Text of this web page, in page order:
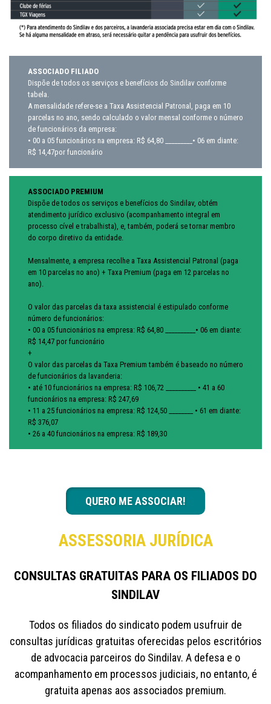
ASSOCIADO FILIADO
Dispõe de todos os serviços e benefícios do Sindilav conforme
tabela.
A mensalidade refere-se a Taxa Assistencial Patronal, paga em 10
parcelas no ano, sendo calculado o valor mensal conforme o número
de funcionários da empresa:
• 00 a 05 funcionários na empresa: R$ 64,80 _________• 06 em diante:
R$ 14,47por funcionário
ASSOCIADO PREMIUM
Dispõe de todos os serviços e benefícios do Sindilav, obtém
atendimento jurídico exclusivo (acompanhamento integral em
processo cível e trabalhista), e, também, poderá se tornar membro
do corpo diretivo da entidade.
Mensalmente, a empresa recolhe a Taxa Assistencial Patronal (paga
em 10 parcelas no ano) + Taxa Premium (paga em 12 parcelas no
ano).
O valor das parcelas da taxa assistencial é estipulado conforme
número de funcionários:
• 00 a 05 funcionários na empresa: R$ 64,80 __________• 06 em diante:
R$ 14,47 por funcionário
+
O valor das parcelas da Taxa Premium também é baseado no número
de funcionários da lavanderia:
• até 10 funcionários na empresa: R$ 106,72 __________ • 41 a 60
funcionários na empresa: R$ 247,69
• 11 a 25 funcionários na empresa: R$ 124,50 ________ • 61 em diante:
R$ 376,07
• 26 a 40 funcionários na empresa: R$ 189,30
QUERO ME ASSOCIAR!
ASSESSORIA JURÍDICA
CONSULTAS GRATUITAS PARA OS FILIADOS DO
SINDILAV
Todos os filiados do sindicato podem usufruir de
consultas jurídicas gratuitas oferecidas pelos escritórios
de advocacia parceiros do Sindilav. A defesa e o
acompanhamento em processos judiciais, no entanto, é
gratuita apenas aos associados premium.